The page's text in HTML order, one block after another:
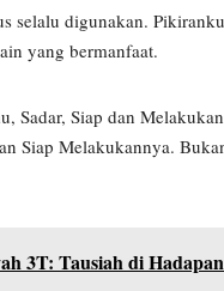
selalu digunakan.
yang bermanfaat.
Sadar, Siap dan
Siap Melakukannya.
3T: Tausiah di